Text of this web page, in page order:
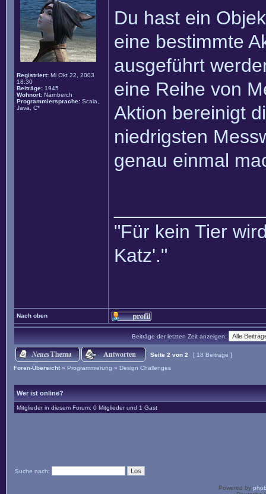
Registriert: Mi Okt 22, 2003
18:30
Beiträge: 1945
Wohnort: Närnberch
Programmiersprache: Scala,
Java, C*
Du hast ein
eine bestimmte
ausgeführt
eine Reihe von
Aktion bereinigt
niedrigsten
genau einmal
"Für kein Tier
Katz'."
Nach oben
Beiträge der letzten Zeit anzeigen:
Seite 2 von 2
[ 18 Beiträge ]
Foren-Übersicht » Programmierung » Design Challenges
Wer ist online?
Mitglieder in diesem Forum: 0 Mitglieder und 1 Gast
Suche nach:
Powered by